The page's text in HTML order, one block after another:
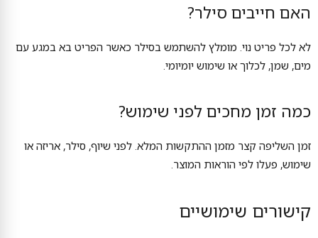
האם חייבים סילר?
לא לכל פריט נוי. מומלץ להשתמש בסילר כאשר הפריט בא במגע עם
מים, שמן, לכלוך או שימוש יומיומי.
כמה זמן מחכים לפני שימוש?
זמן השליפה קצר מזמן ההתקשות המלא. לפני שיוף, סילר, אריזה או
שימוש, פעלו לפי הוראות המוצר.
קישורים שימושיים